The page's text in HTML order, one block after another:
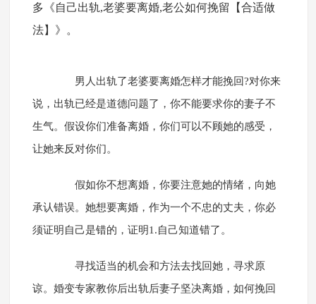
多《自己出轨,老婆要离婚,老公如何挽留【合适做
法】》。
男人出轨了老婆要离婚怎样才能挽回?对你来
说，出轨已经是道德问题了，你不能要求你的妻子不
生气。假设你们准备离婚，你们可以不顾她的感受，
让她来反对你们。
假如你不想离婚，你要注意她的情绪，向她
承认错误。她想要离婚，作为一个不忠的丈夫，你必
须证明自己是错的，证明1.自己知道错了。
寻找适当的机会和方法去找回她，寻求原
谅。婚变专家教你后出轨后妻子坚决离婚，如何挽回